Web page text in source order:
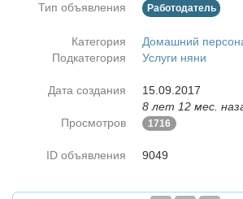
Тип объявления Работодатель
Категория
Домашний
Подкатегория
Услуги няни
Дата создания
15.09.2017
8 лет 12 мес.
Просмотров
1716
ID объявления 9049